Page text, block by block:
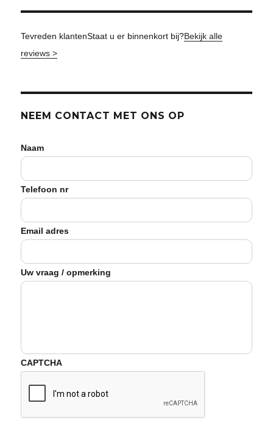
Tevreden klantenStaat u er binnenkort bij?Bekijk alle
reviews >
NEEM CONTACT MET ONS OP
Naam
Telefoon nr
Email adres
Uw vraag / opmerking
CAPTCHA